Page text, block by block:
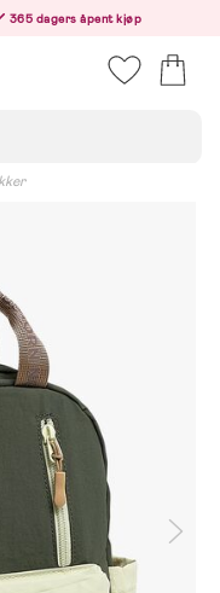
365 dagers åpent kjøp